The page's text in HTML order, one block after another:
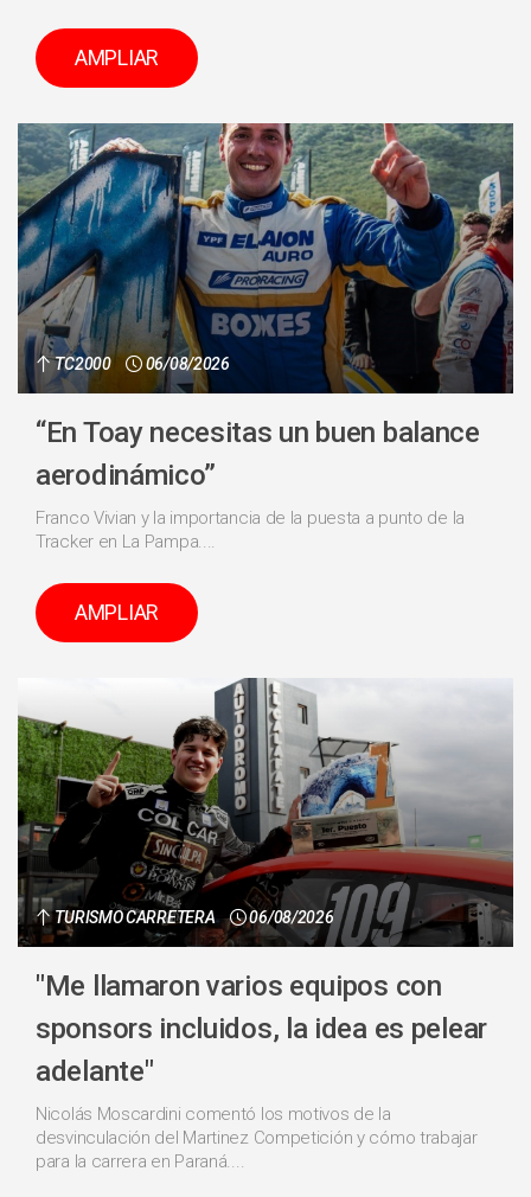
AMPLIAR
TC2000 06/08/2026
“En Toay necesitas un buen balance
aerodinámico”
Franco Vivian y la importancia de la puesta a punto de la
Tracker en La Pampa....
AMPLIAR
TURISMO CARRETERA 06/08/2026
"Me llamaron varios equipos con
sponsors incluidos, la idea es pelear
adelante"
Nicolás Moscardini comentó los motivos de la
desvinculación del Martinez Competición y cómo trabajar
para la carrera en Paraná....